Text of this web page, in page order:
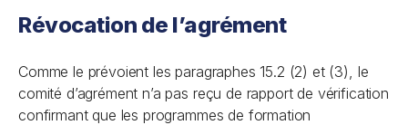
Révocation de l’agrément
Comme le prévoient les paragraphes 15.2 (2) et (3), le
comité d’agrément n’a pas reçu de rapport de vérification
confirmant que les programmes de formation